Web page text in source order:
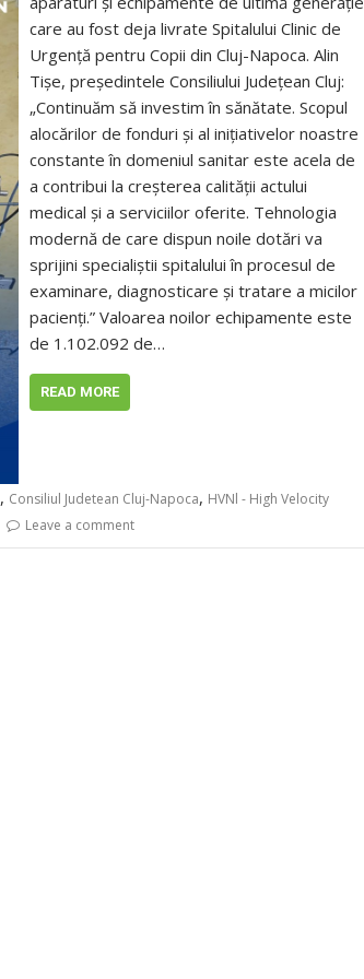
care au fost deja livrate Spitalului Clinic de
Urgență pentru Copii din Cluj-Napoca. Alin
Tișe, președintele Consiliului Județean Cluj:
„Continuăm să investim în sănătate. Scopul
alocărilor de fonduri și al inițiativelor noastre
constante în domeniul sanitar este acela de
a contribui la creșterea calității actului
medical și a serviciilor oferite. Tehnologia
modernă de care dispun noile dotări va
sprijini specialiștii spitalului în procesul de
examinare, diagnosticare și tratare a micilor
pacienți.” Valoarea noilor echipamente este
de 1.102.092 de…
READ MORE
, Consiliul Judetean Cluj-Napoca, HVNl - High Velocity
Leave a comment